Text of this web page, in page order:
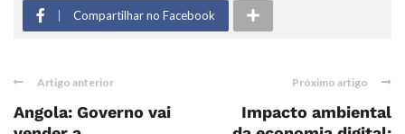
Compartilhar no Facebook
Artigo anterior
Angola: Governo vai
Próximo artigo
Impacto ambiental